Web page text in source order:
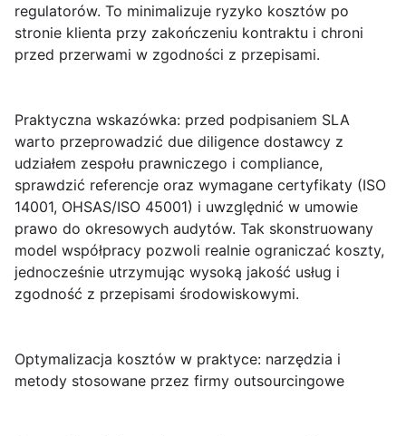
regulatorów. To minimalizuje ryzyko kosztów po
stronie klienta przy zakończeniu kontraktu i chroni
przed przerwami w zgodności z przepisami.
Praktyczna wskazówka: przed podpisaniem SLA
warto przeprowadzić due diligence dostawcy z
udziałem zespołu prawniczego i compliance,
sprawdzić referencje oraz wymagane certyfikaty (ISO
14001, OHSAS/ISO 45001) i uwzględnić w umowie
prawo do okresowych audytów. Tak skonstruowany
model współpracy pozwoli realnie ograniczać koszty,
jednocześnie utrzymując wysoką jakość usług i
zgodność z przepisami środowiskowymi.
Optymalizacja kosztów w praktyce: narzędzia i
metody stosowane przez firmy outsourcingowe